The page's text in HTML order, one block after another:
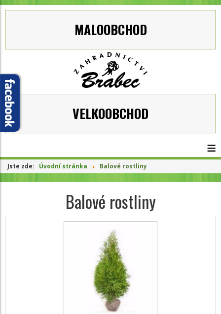
MALOOBCHOD
VELKOOBCHOD
≡
Jste zde: Úvodní stránka Balové rostliny
Balové rostliny